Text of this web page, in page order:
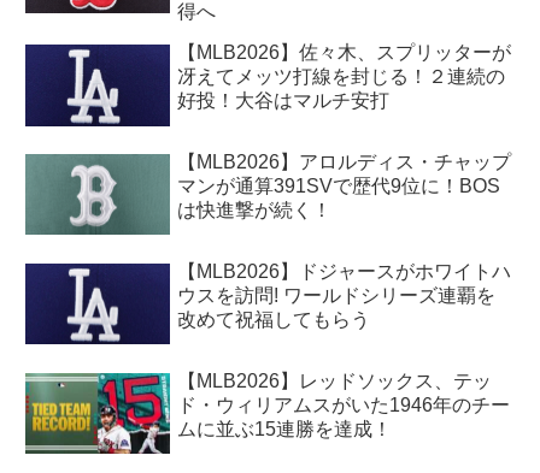
得へ
【MLB2026】佐々木、スプリッターが
冴えてメッツ打線を封じる！２連続の
好投！大谷はマルチ安打
【MLB2026】アロルディス・チャップ
マンが通算391SVで歴代9位に！BOS
は快進撃が続く！
【MLB2026】ドジャースがホワイトハ
ウスを訪問! ワールドシリーズ連覇を
改めて祝福してもらう
【MLB2026】レッドソックス、テッ
ド・ウィリアムスがいた1946年のチー
ムに並ぶ15連勝を達成！